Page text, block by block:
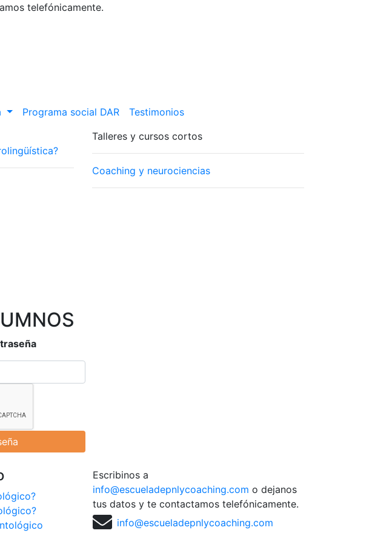
telefónicamente.
Programa social DAR
Testimonios
Talleres y cursos cortos
Coaching y neurociencias
Escribinos a
info@escueladepnlycoaching.com o dejanos
tus datos y te contactamos telefónicamente.
info@escueladepnlycoaching.com